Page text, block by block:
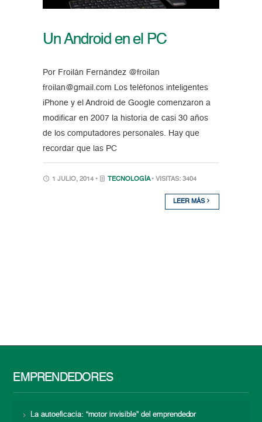
Un Android en el PC
Por Froilán Fernández @froilan
froilan@gmail.com Los teléfonos inteligentes
iPhone y el Android de Google comenzaron a
modificar en 2007 la historia de casi 30 años
de los computadores personales. Hay que
recordar que las PC
1 JULIO, 2014 • TECNOLOGÍA • VISITAS: 3404
LEER MÁS
EMPRENDEDORES
La autoeficacia: “motor invisible” del emprendedor